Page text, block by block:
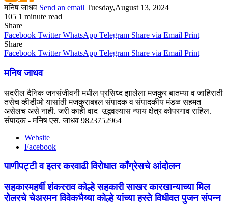
मनिष जाधव Send an email Tuesday,August 13, 2024
105 1 minute read
Share
Facebook Twitter WhatsApp Telegram Share via Email Print
Share
Facebook Twitter WhatsApp Telegram Share via Email Print
मनिष जाधव
सदरील दैनिक जनसंजीवनी मधील प्रसिध्द झालेला मजकुर बातम्या व जाहिराती
तसेच व्हीडीओ यासांठी मजकुराबद्दल संपादक व संपादकीय मंडळ सहमत
असेलच असे नाही. जरी काही वाद उद्भवल्यास न्याय क्षेत्र कोपरगाव राहिल.
संपादक - मनिष एस. जाधव 9823752964
Website
Facebook
पाणीपट्टी व इतर करवाढी विरोधात काँग्रेसचे आंदोलन
सहकारमहर्षी शंकरराव कोल्हे सहकारी साखर कारखान्याच्या मिल
रोलरचे चेअरमन विवेकभैय्या कोल्हे यांच्या हस्ते विधीवत पुजन संपन्न